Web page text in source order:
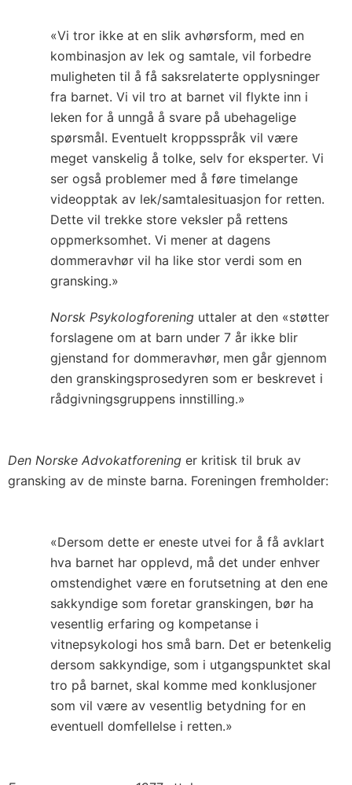
«Vi tror ikke at en slik avhørsform, med en
kombinasjon av lek og samtale, vil forbedre
muligheten til å få saksrelaterte opplysninger
fra barnet. Vi vil tro at barnet vil flykte inn i
leken for å unngå å svare på ubehagelige
spørsmål. Eventuelt kroppsspråk vil være
meget vanskelig å tolke, selv for eksperter. Vi
ser også problemer med å føre timelange
videopptak av lek/samtalesituasjon for retten.
Dette vil trekke store veksler på rettens
oppmerksomhet. Vi mener at dagens
dommeravhør vil ha like stor verdi som en
gransking.»
Norsk Psykologforening uttaler at den «støtter
forslagene om at barn under 7 år ikke blir
gjenstand for dommeravhør, men går gjennom
den granskingsprosedyren som er beskrevet i
rådgivningsgruppens innstilling.»
Den Norske Advokatforening er kritisk til bruk av
gransking av de minste barna. Foreningen fremholder:
«Dersom dette er eneste utvei for å få avklart
hva barnet har opplevd, må det under enhver
omstendighet være en forutsetning at den ene
sakkyndige som foretar granskingen, bør ha
vesentlig erfaring og kompetanse i
vitnepsykologi hos små barn. Det er betenkelig
dersom sakkyndige, som i utgangspunktet skal
tro på barnet, skal komme med konklusjoner
som vil være av vesentlig betydning for en
eventuell domfellelse i retten.»